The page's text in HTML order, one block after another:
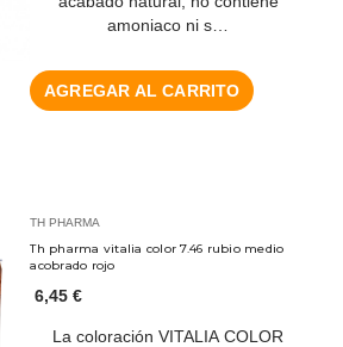
amoniaco ni s…
AGREGAR AL CARRITO
TH PHARMA
Th pharma vitalia color 7.46 rubio medio
acobrado rojo
6,45 €
La coloración VITALIA COLOR